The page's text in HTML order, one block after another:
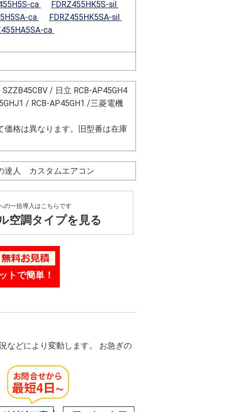
ca
FDRZ455HK5S-sil
ca
FDRZ455HK5SA-sil
ca
/ 日立 RCB-AP45GH4
/ RCB-AP45GH1 /三菱電機
価格は異なります。旧型番は在庫
達人 カスタムエアコン
の一括導入はこちらです
空調タイプを見る
トで簡単！
などにより変動します。 お急ぎの